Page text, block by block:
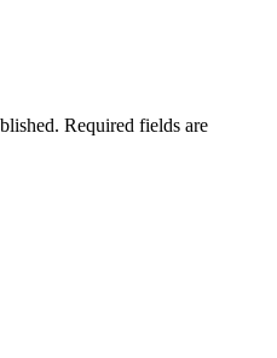
Required fields are